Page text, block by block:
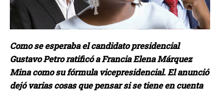
Como se esperaba el candidato presidencial
Gustavo Petro ratificó a Francia Elena Márquez
Mina como su fórmula vicepresidencial. El anunció
dejó varias cosas que pensar si se tiene en cuenta